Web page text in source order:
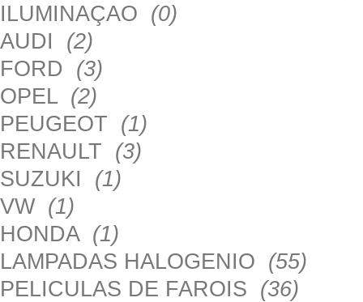
ILUMINAÇAO (0)
AUDI (2)
FORD (3)
OPEL (2)
PEUGEOT (1)
RENAULT (3)
SUZUKI (1)
VW (1)
HONDA (1)
LAMPADAS HALOGENIO (55)
PELICULAS DE FAROIS (36)